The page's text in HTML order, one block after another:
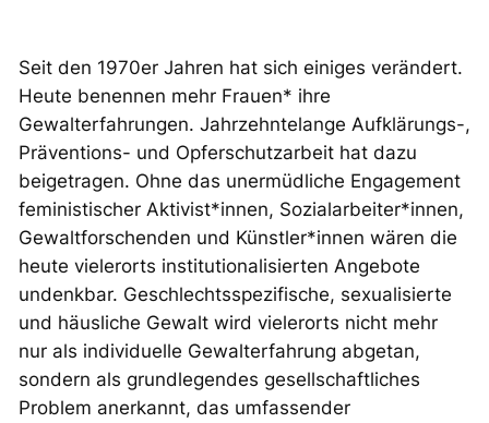
Seit den 1970er Jahren hat sich einiges verändert.
Heute benennen mehr Frauen* ihre
Gewalterfahrungen. Jahrzehntelange Aufklärungs-,
Präventions- und Opferschutzarbeit hat dazu
beigetragen. Ohne das unermüdliche Engagement
feministischer Aktivist*innen, Sozialarbeiter*innen,
Gewaltforschenden und Künstler*innen wären die
heute vielerorts institutionalisierten Angebote
undenkbar. Geschlechtsspezifische, sexualisierte
und häusliche Gewalt wird vielerorts nicht mehr
nur als individuelle Gewalterfahrung abgetan,
sondern als grundlegendes gesellschaftliches
Problem anerkannt, das umfassender